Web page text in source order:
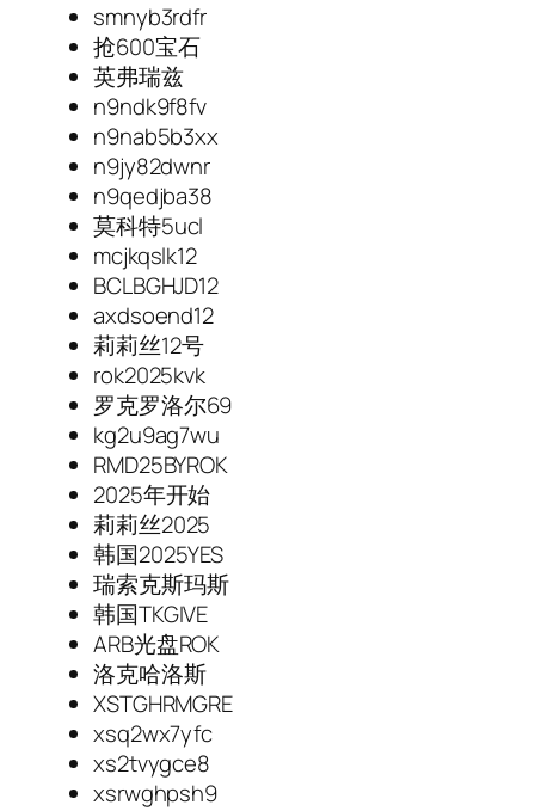
smnyb3rdfr
抢600宝石
英弗瑞兹
n9ndk9f8fv
n9nab5b3xx
n9jy82dwnr
n9qedjba38
莫科特5ucl
mcjkqslk12
BCLBGHJD12
axdsoend12
莉莉丝12号
rok2025kvk
罗克罗洛尔69
kg2u9ag7wu
RMD25BYROK
2025年开始
莉莉丝2025
韩国2025YES
瑞索克斯玛斯
韩国TKGIVE
ARB光盘ROK
洛克哈洛斯
XSTGHRMGRE
xsq2wx7yfc
xs2tvygce8
xsrwghpsh9